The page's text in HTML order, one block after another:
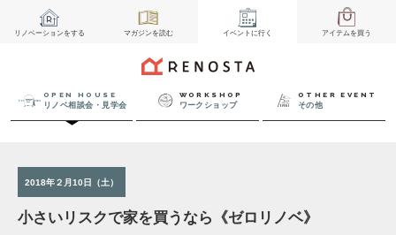
リノベーションをする マガジンを読む イベント に行く アイテムを買う
OPEN HOUSE
リノベ相談会・見学会
WORKSHOP
ワークショップ
OTHER EVENT
その他
2018年２月10日（土）
小さいリスクで家を買うなら《ゼロリノベ》